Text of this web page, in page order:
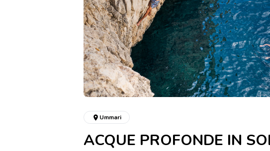
Ummari
ACQUE PROFONDE IN